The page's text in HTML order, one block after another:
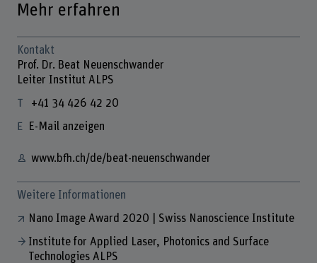
Mehr erfahren
Kontakt
Prof. Dr. Beat Neuenschwander
Leiter Institut ALPS
+41 34 426 42 20
E-Mail anzeigen
www.bfh.ch/de/beat-neuenschwander
Weitere Informationen
Nano Image Award 2020 | Swiss Nanoscience Institute
Institute for Applied Laser, Photonics and Surface
Technologies ALPS